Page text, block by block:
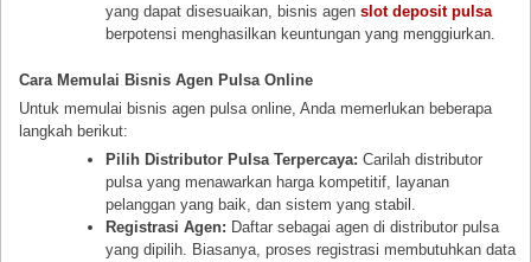
yang dapat disesuaikan, bisnis agenslot deposit pulsa
berpotensi menghasilkan keuntungan yang menggiurkan.
Cara Memulai Bisnis Agen Pulsa Online
Untuk memulai bisnis agen pulsa online, Anda memerlukan beberapa
langkah berikut:
Pilih Distributor Pulsa Terpercaya: Carilah distributor
pulsa yang menawarkan harga kompetitif, layanan
pelanggan yang baik, dan sistem yang stabil.
Registrasi Agen: Daftar sebagai agen di distributor pulsa
yang dipilih. Biasanya, proses registrasi membutuhkan data